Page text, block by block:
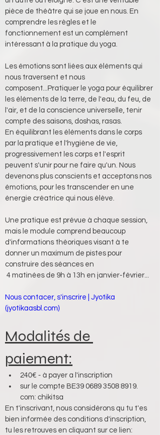
pièce de théâtre qui se joue en nous. En
comprendre les règles et le
fonctionnement est un complément
intéressant à la pratique du yoga.
Les émotions sont liées aux éléments qui
nous traversent et nous
composent...Pratiquer le yoga pour équilibrer
les éléments de la terre, de l'eau, du feu, de
l'air, et de la conscience universelle, tenir
compte des saisons, doshas, rasas.
En équilibrant les éléments dans le corps
par la pratique et l'hygiène de vie,
progressivement les corps et l'esprit
peuvent s'unir pour ne faire qu'un. Nous
devenons plus conscients et acceptons nos
émotions, pour les transcender en une
énergie créatrice qui nous élève.
Une pratique est prévue à chaque session,
mais le module comprend beaucoup
d'informations théoriques visant à te
donner un maximum de pistes pour
construire des séances en
4 matinées de 9h à 13h en janvier-février...
Nous contacer, s'inscrire | Jyotika
(jyotikaasbl.com)
Modalités de
paiement:
240€ - à payer a l'inscription
sur le compte BE39 0689 3508 8919.
com: chikitsa
En t'inscrivant, nous considérons qu tu t'es
bien informée des conditions d'inscription,
tu les retrouves en cliquant sur ce lien: